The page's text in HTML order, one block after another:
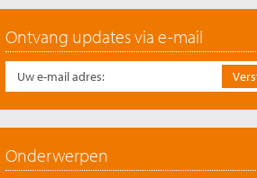
Ontvang updates via e-mail
Onderwerpen